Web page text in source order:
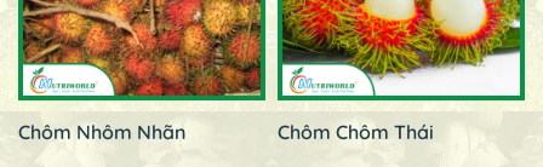
Chôm Nhôm Nhãn Chôm Chôm Thái